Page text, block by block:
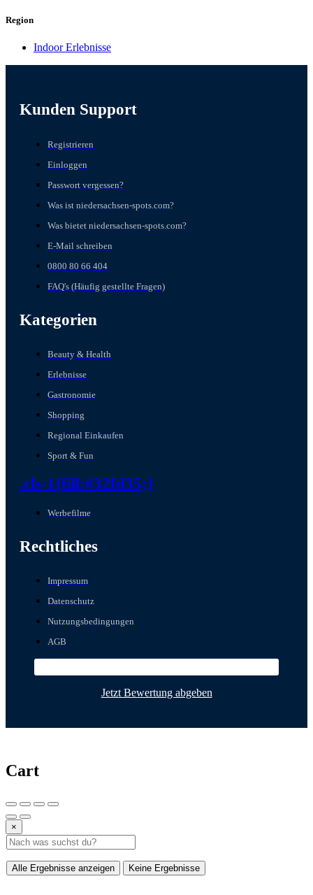
Region
Indoor Erlebnisse
Kunden Support
Registrieren
Einloggen
Passwort vergessen?
Was ist niedersachsen-spots.com?
Was bietet niedersachsen-spots.com?
E-Mail schreiben
0800 80 66 404
FAQ's (Häufig gestellte Fragen)
Kategorien
Beauty & Health
Erlebnisse
Gastronomie
Shopping
Regional Einkaufen
Sport & Fun
.cls-1{fill:#32fd35;}
Werbefilme
Rechtliches
Impressum
Datenschutz
Nutzungsbedingungen
AGB
Jetzt Bewertung abgeben
Cart
×
Alle Ergebnisse anzeigen Keine Ergebnisse